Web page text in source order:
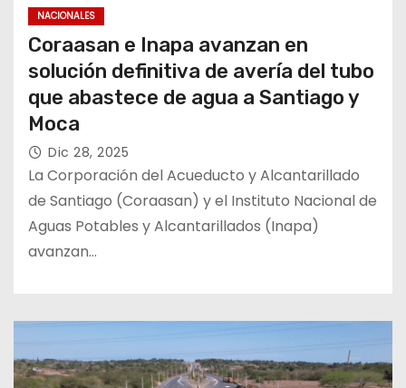
NACIONALES
Coraasan e Inapa avanzan en
solución definitiva de avería del tubo
que abastece de agua a Santiago y
Moca
Dic 28, 2025
La Corporación del Acueducto y Alcantarillado
de Santiago (Coraasan) y el Instituto Nacional de
Aguas Potables y Alcantarillados (Inapa)
avanzan…